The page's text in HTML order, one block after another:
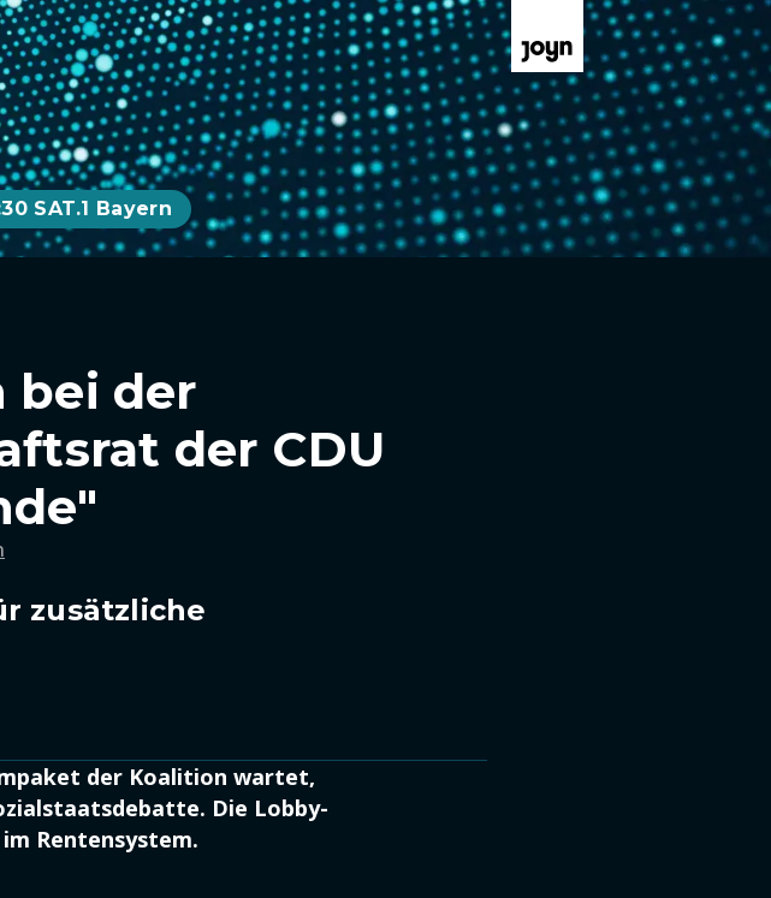
SAT.1 Bayern
bei der
der CDU
zusätzliche
der Koalition wartet,
Die Lobby-
Rentensystem.